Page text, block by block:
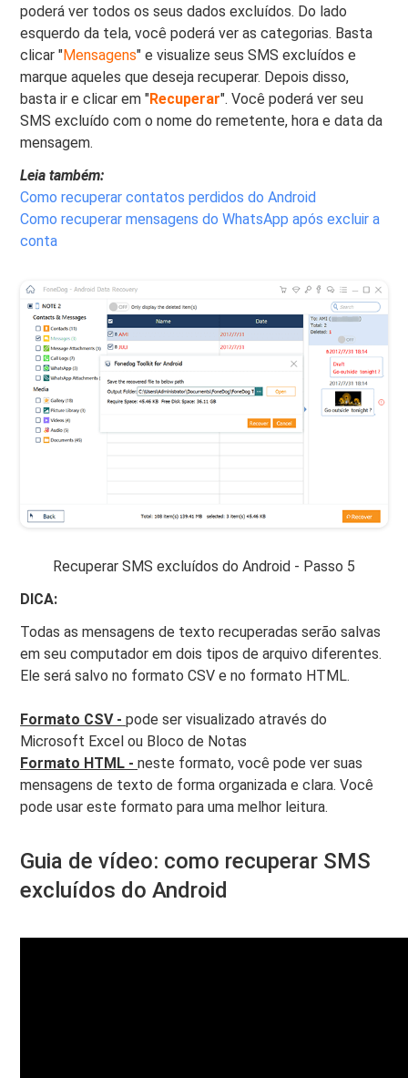
poderá ver todos os seus dados excluídos. Do lado
esquerdo da tela, você poderá ver as categorias. Basta
clicar "Mensagens" e visualize seus SMS excluídos e
marque aqueles que deseja recuperar. Depois disso,
basta ir e clicar em "Recuperar". Você poderá ver seu
SMS excluído com o nome do remetente, hora e data da
mensagem.
Leia também:
Como recuperar contatos perdidos do Android
Como recuperar mensagens do WhatsApp após excluir a
conta
Recuperar SMS excluídos do Android - Passo 5
DICA:
Todas as mensagens de texto recuperadas serão salvas
em seu computador em dois tipos de arquivo diferentes.
Ele será salvo no formato CSV e no formato HTML.
Formato CSV - pode ser visualizado através do
Microsoft Excel ou Bloco de Notas
Formato HTML - neste formato, você pode ver suas
mensagens de texto de forma organizada e clara. Você
pode usar este formato para uma melhor leitura.
Guia de vídeo: como recuperar SMS
excluídos do Android